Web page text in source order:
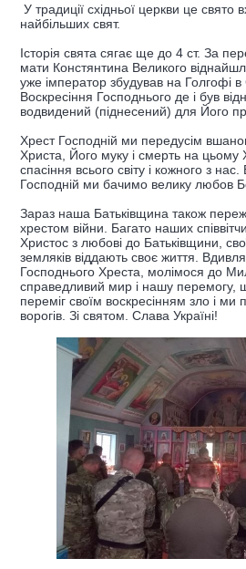
У традиції східньої церкви це свято
найбільших свят.
Історія свята сягає ще до 4 ст. За
мати Констянтина Великого
уже імператор збудував на Голгофі
Воскресіння Господнього де і був
водвидений (піднесений) для Його
Хрест Господній ми передусім
Христа, Його муку і смерть на цьому
спасіння всього світу і кожного з
Господній ми бачимо велику любов
Зараз наша Батьківщина також
хрестом війни. Багато наших
Христос з любові до Батьківщини,
земляків віддають своє життя.
Господнього Хреста, молімося до
справедливий мир і нашу перемогу,
переміг своїм воскресінням зло і
ворогів. Зі святом. Слава Україні!